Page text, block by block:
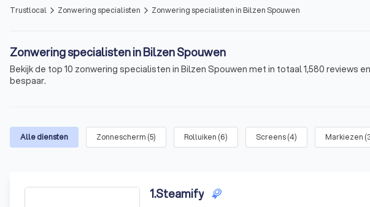
Trustlocal arrow_forward_ios Zonwering specialisten arrow_forward_ios Zonwering specialisten in Bilzen Spouwen
Zonwering specialisten in Bilzen Spouwen
Bekijk de top 10 zonwering specialisten in Bilzen Spouwen met in totaal 1,580 reviews
bespaar.
Alle diensten Zonnescherm (5) Rolluiken (6) Screens(4) Markiezen (
1.Steamify